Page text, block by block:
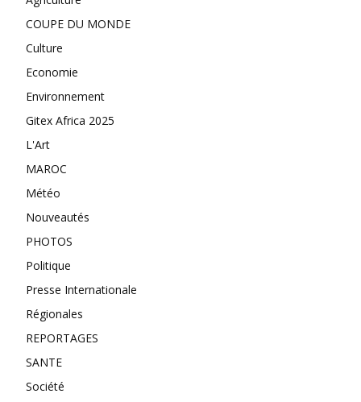
COUPE DU MONDE
Culture
Economie
Environnement
Gitex Africa 2025
L'Art
MAROC
Météo
Nouveautés
PHOTOS
Politique
Presse Internationale
Régionales
REPORTAGES
SANTE
Société